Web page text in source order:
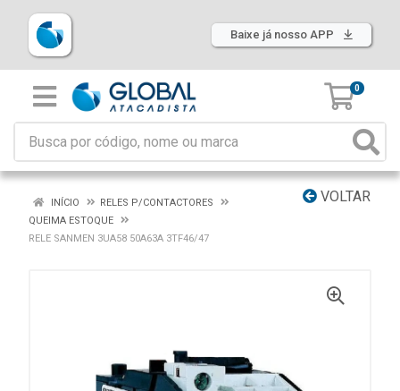
Baixe já nosso APP
0
VOLTAR
INÍCIO
RELES P/CONTACTORES
QUEIMA ESTOQUE
RELE SANMEN 3UA58 50A63A 3TF46/47